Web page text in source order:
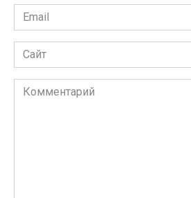
Email
*
Сайт
Комментарий